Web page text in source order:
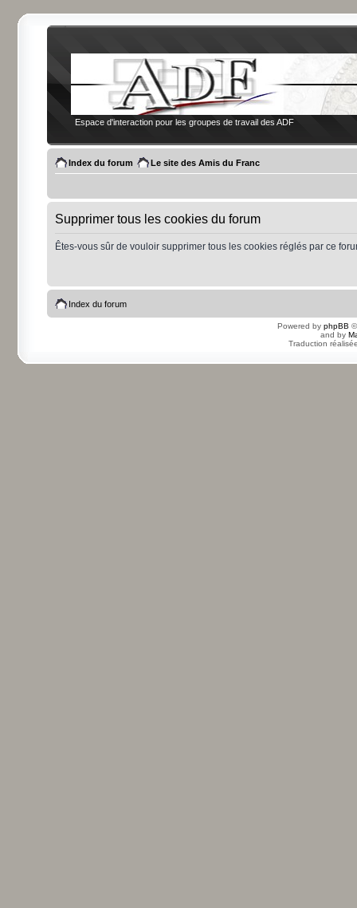
Espace d'interaction pour les groupes de travail des ADF
Index du forum Le site des Amis du Franc
Supprimer tous les cookies du forum
Êtes-vous sûr de vouloir supprimer tous les cookies réglés par ce
Index du forum
Powered by phpBB
and by
Traduction